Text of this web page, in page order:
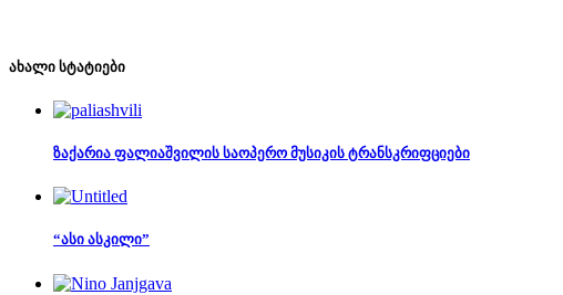
ახალი სტატიები
ზაქარია ფალიაშვილის საოპერო მუსიკის ტრანსკრიფციები
“ასი ასკილი”